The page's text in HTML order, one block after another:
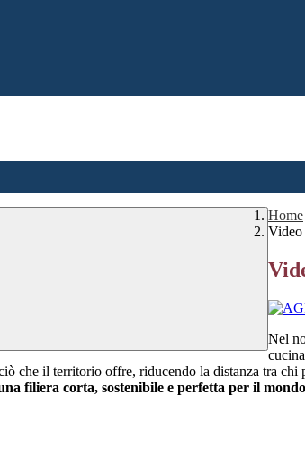
Home
Video
Nel
che il territorio offre, riducendo la distanza tra chi
filiera corta, sostenibile e perfetta per il